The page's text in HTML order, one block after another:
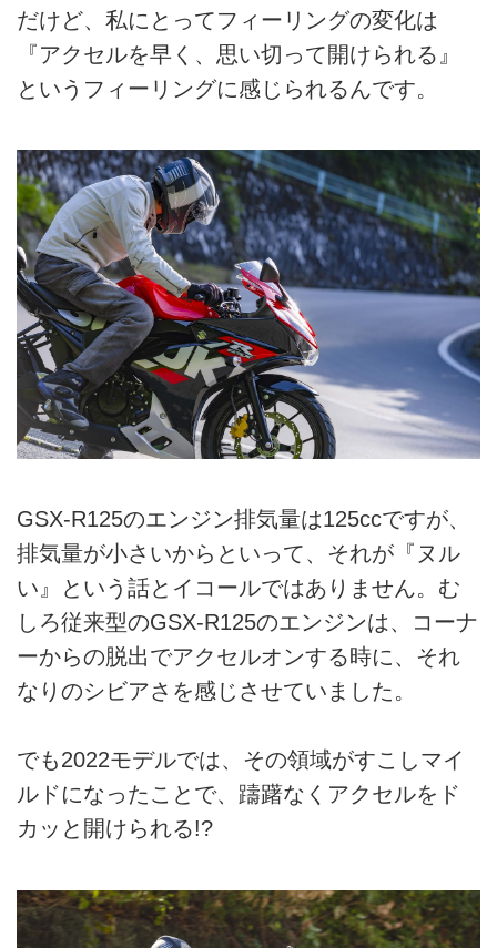
だけど、私にとってフィーリングの変化は
『アクセルを早く、思い切って開けられる』
というフィーリングに感じられるんです。
GSX-R125のエンジン排気量は125ccですが、
排気量が小さいからといって、それが『ヌル
い』という話とイコールではありません。む
しろ従来型のGSX-R125のエンジンは、コーナ
ーからの脱出でアクセルオンする時に、それ
なりのシビアさを感じさせていました。
でも2022モデルでは、その領域がすこしマイ
ルドになったことで、躊躇なくアクセルをド
カッと開けられる!?